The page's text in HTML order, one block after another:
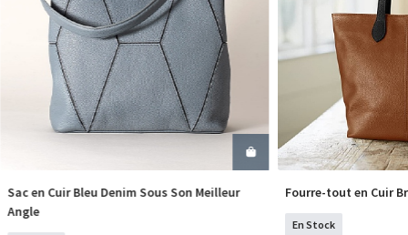
COMMANDER
Sac en Cuir Bleu Denim Sous Son Meilleur
Angle
Fourre-tout en Cuir
En Stock